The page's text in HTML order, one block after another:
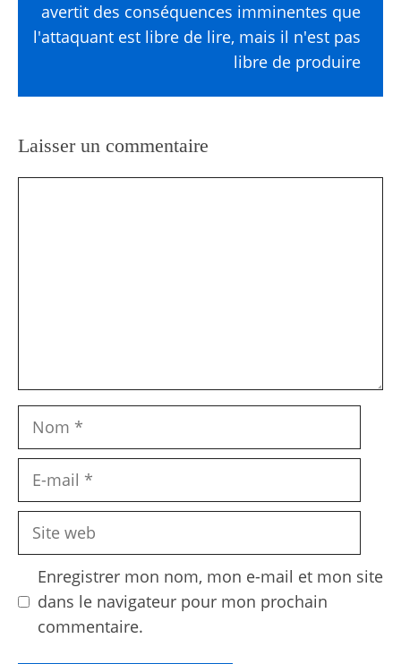
avertit des conséquences imminentes que
l'attaquant est libre de lire, mais il n'est pas
libre de produire
Laisser un commentaire
Nom
Site
Enregistrer mon nom, mon e-mail et mon site
dans le navigateur pour mon prochain
commentaire.